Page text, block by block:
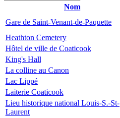
Nom
Gare de Saint-Venant-de-Paquette
Heathton Cemetery
Hôtel de ville de Coaticook
King's Hall
La colline au Canon
Lac Lippé
Laiterie Coaticook
Lieu historique national Louis-S.-St-
Laurent